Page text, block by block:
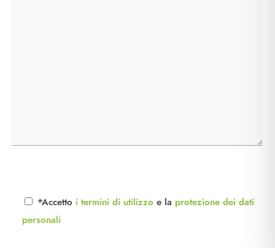
*Accetto i termini di utilizzo e la protezione dei dati
personali